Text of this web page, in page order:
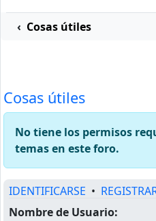
Cosas útiles
Cosas útiles
No tiene los permisos
temas en este foro.
IDENTIFICARSE •
Nombre de Usuario: